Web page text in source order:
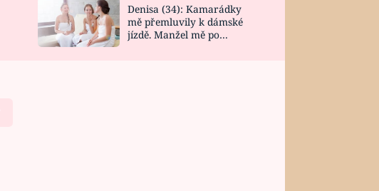
DESIGN
Denisa (34): Kamarádky
mě přemluvily k dámské
jízdě. Manžel mě po